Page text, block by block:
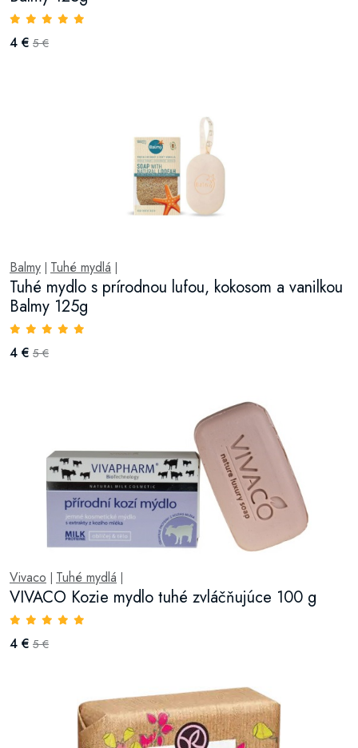
4 € 5 €
Balmy Tuhé mydlá
Tuhé mydlo s prírodnou lufou, kokosom a vanilkou
Balmy 125g
4 € 5 €
Vivaco Tuhé mydlá
VIVACO Kozie mydlo tuhé zvláčňujúce 100 g
4 € 5 €